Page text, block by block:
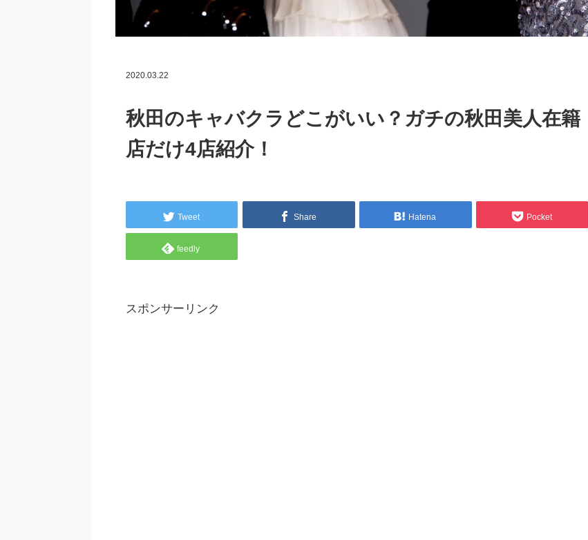
2020.03.22
秋田のキャバクラどこがいい？ガチの秋田美人在籍
店だけ4店紹介！
Tweet Share Hatena Pocket
feedly
スポンサーリンク